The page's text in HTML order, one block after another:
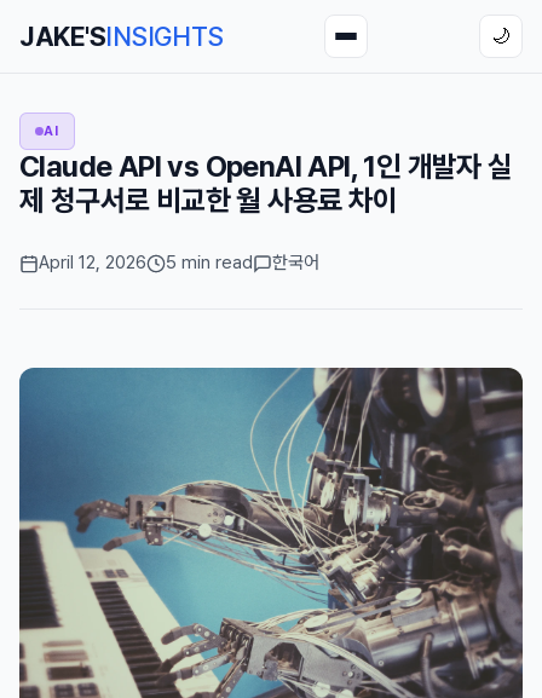
JAKE'SINSIGHTS 🌙
AI
Claude API vs OpenAI API, 1인 개발자 실
제 청구서로 비교한 월 사용료 차이
April 12, 2026 5 min read 한국어